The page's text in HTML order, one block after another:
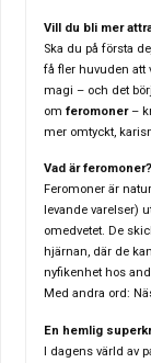
Vill du bli mer
Ska du på första
få fler huvuden att
magi – och det
omferomoner–
mer omtyckt,
Vad är feromoner?
Feromoner är
levande varelser)
omedvetet. De
hjärnan, där de
nyfikenhet hos
Med andra ord:
En hemlig
I dagens värld av